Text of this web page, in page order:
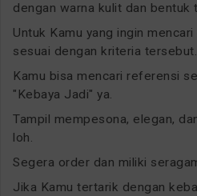
dengan warna kulit dan bentuk
Untuk Kamu yang ingin
sesuai dengan kriteria tersebut.
Kamu bisa mencari referensi
"Kebaya Jadi" ya.
Tampil mempesona, elegan,
loh.
Segera order dan miliki
Jika Kamu tertarik dengan